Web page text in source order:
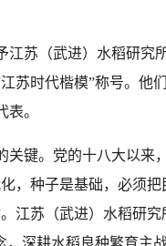
江苏（武进）水稻研究
苏时代楷模”称号。他
。
关键。党的十八大以来
，种子是基础，必须
江苏（武进）水稻研
，深耕水稻良种繁育主